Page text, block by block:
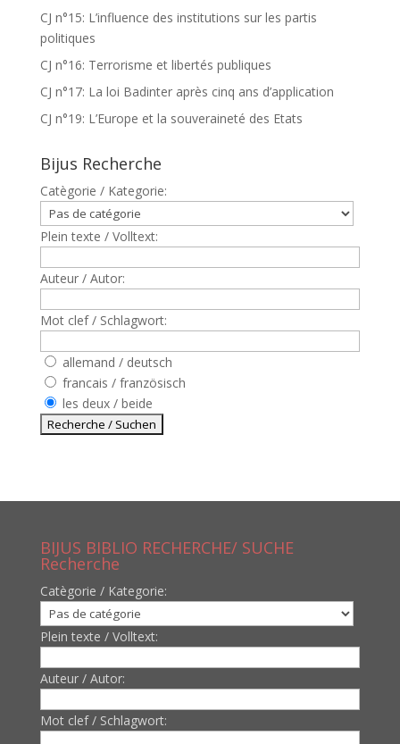
CJ n°15: L’influence des institutions sur les partis
politiques
CJ n°16: Terrorisme et libertés publiques
CJ n°17: La loi Badinter après cinq ans d’application
CJ n°19: L’Europe et la souveraineté des Etats
Bijus Recherche
Catègorie / Kategorie:
Plein texte / Volltext:
Auteur / Autor:
Mot clef / Schlagwort:
allemand / deutsch
francais / französisch
les deux / beide
BIJUS BIBLIO RECHERCHE/ SUCHE
Recherche
Catègorie / Kategorie:
Plein texte / Volltext:
Auteur / Autor:
Mot clef / Schlagwort: